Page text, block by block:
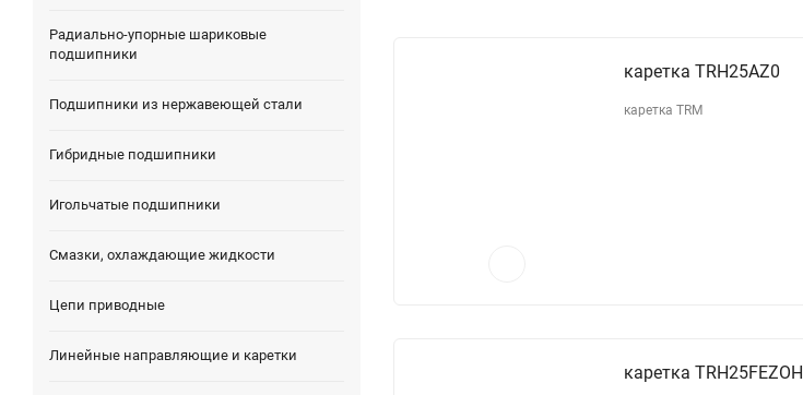
Радиально-упорные шариковые
подшипники
Подшипники из нержавеющей стали
Гибридные подшипники
Игольчатые подшипники
Смазки, охлаждающие жидкости
Цепи приводные
Линейные направляющие и каретки
каретка TRH25AZ0
каретка TRM
каретка TRH25FEZOH